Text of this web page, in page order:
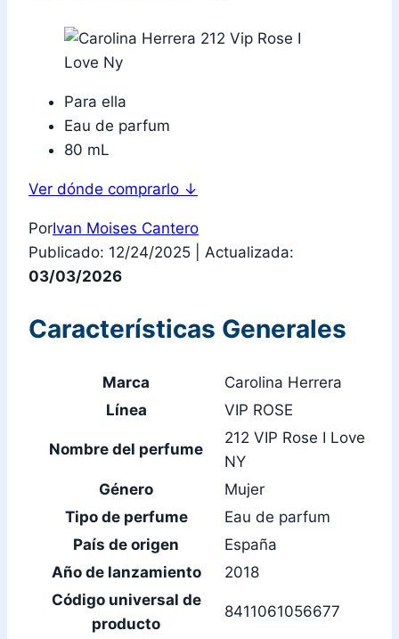
Para ella
Eau de parfum
80 mL
Ver dónde comprarlo ↓
PorIvan Moises Cantero
Publicado: 12/24/2025
Actualizada:
03/03/2026
Características Generales
Marca
Carolina Herrera
Línea
VIP ROSE
Nombre del perfume
212 VIP Rose I Love
NY
Género
Mujer
Tipo de perfume
Eau de parfum
País de origen
España
Año de lanzamiento
2018
Código universal de
producto
8411061056677